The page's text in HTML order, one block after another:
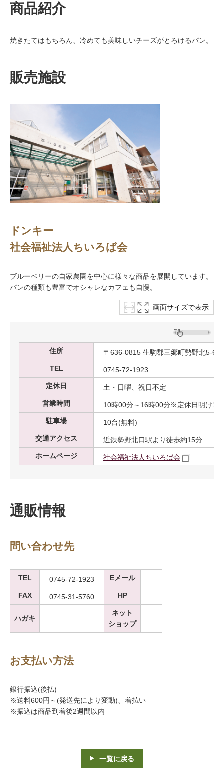
商品紹介
焼きたてはもちろん、冷めても美味しいチーズがとろけるパン。
販売施設
ドンキー
社会福祉法人ちいろば会
ブルーベリーの自家農園を中心に様々な商品を展開しています。
パンの種類も豊富でオシャレなカフェも自慢。
画面サイズで表示
住所
〒636-0815 生駒郡三郷町勢野北5-6-
TEL
0745-72-1923
定休日
土・日曜、祝日不定
営業時間
10時00分～16時00分※定休日明け12
駐車場
10台(無料)
交通アクセス
近鉄勢野北口駅より徒歩約15分
ホームページ
社会福祉法人ちいろば会
通販情報
問い合わせ先
TEL 0745-72-1923 Eメール
FAX 0745-31-5760 HP
ハガキ
ネット
ショップ
お支払い方法
銀行振込(後払)
※送料600円～(発送先により変動)、着払い
※振込は商品到着後2週間以内
一覧に戻る